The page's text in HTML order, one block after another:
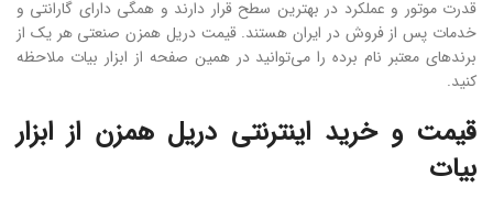
قدرت موتور و عملکرد در بهترین سطح قرار دارند و همگی دارای گارانتی و
خدمات پس از فروش در ایران هستند. قیمت دریل همزن صنعتی هر یک از
برندهای معتبر نام برده را می‌توانید در همین صفحه از ابزار بیات ملاحظه
کنید.
قیمت و خرید اینترنتی دریل همزن از ابزار
بیات